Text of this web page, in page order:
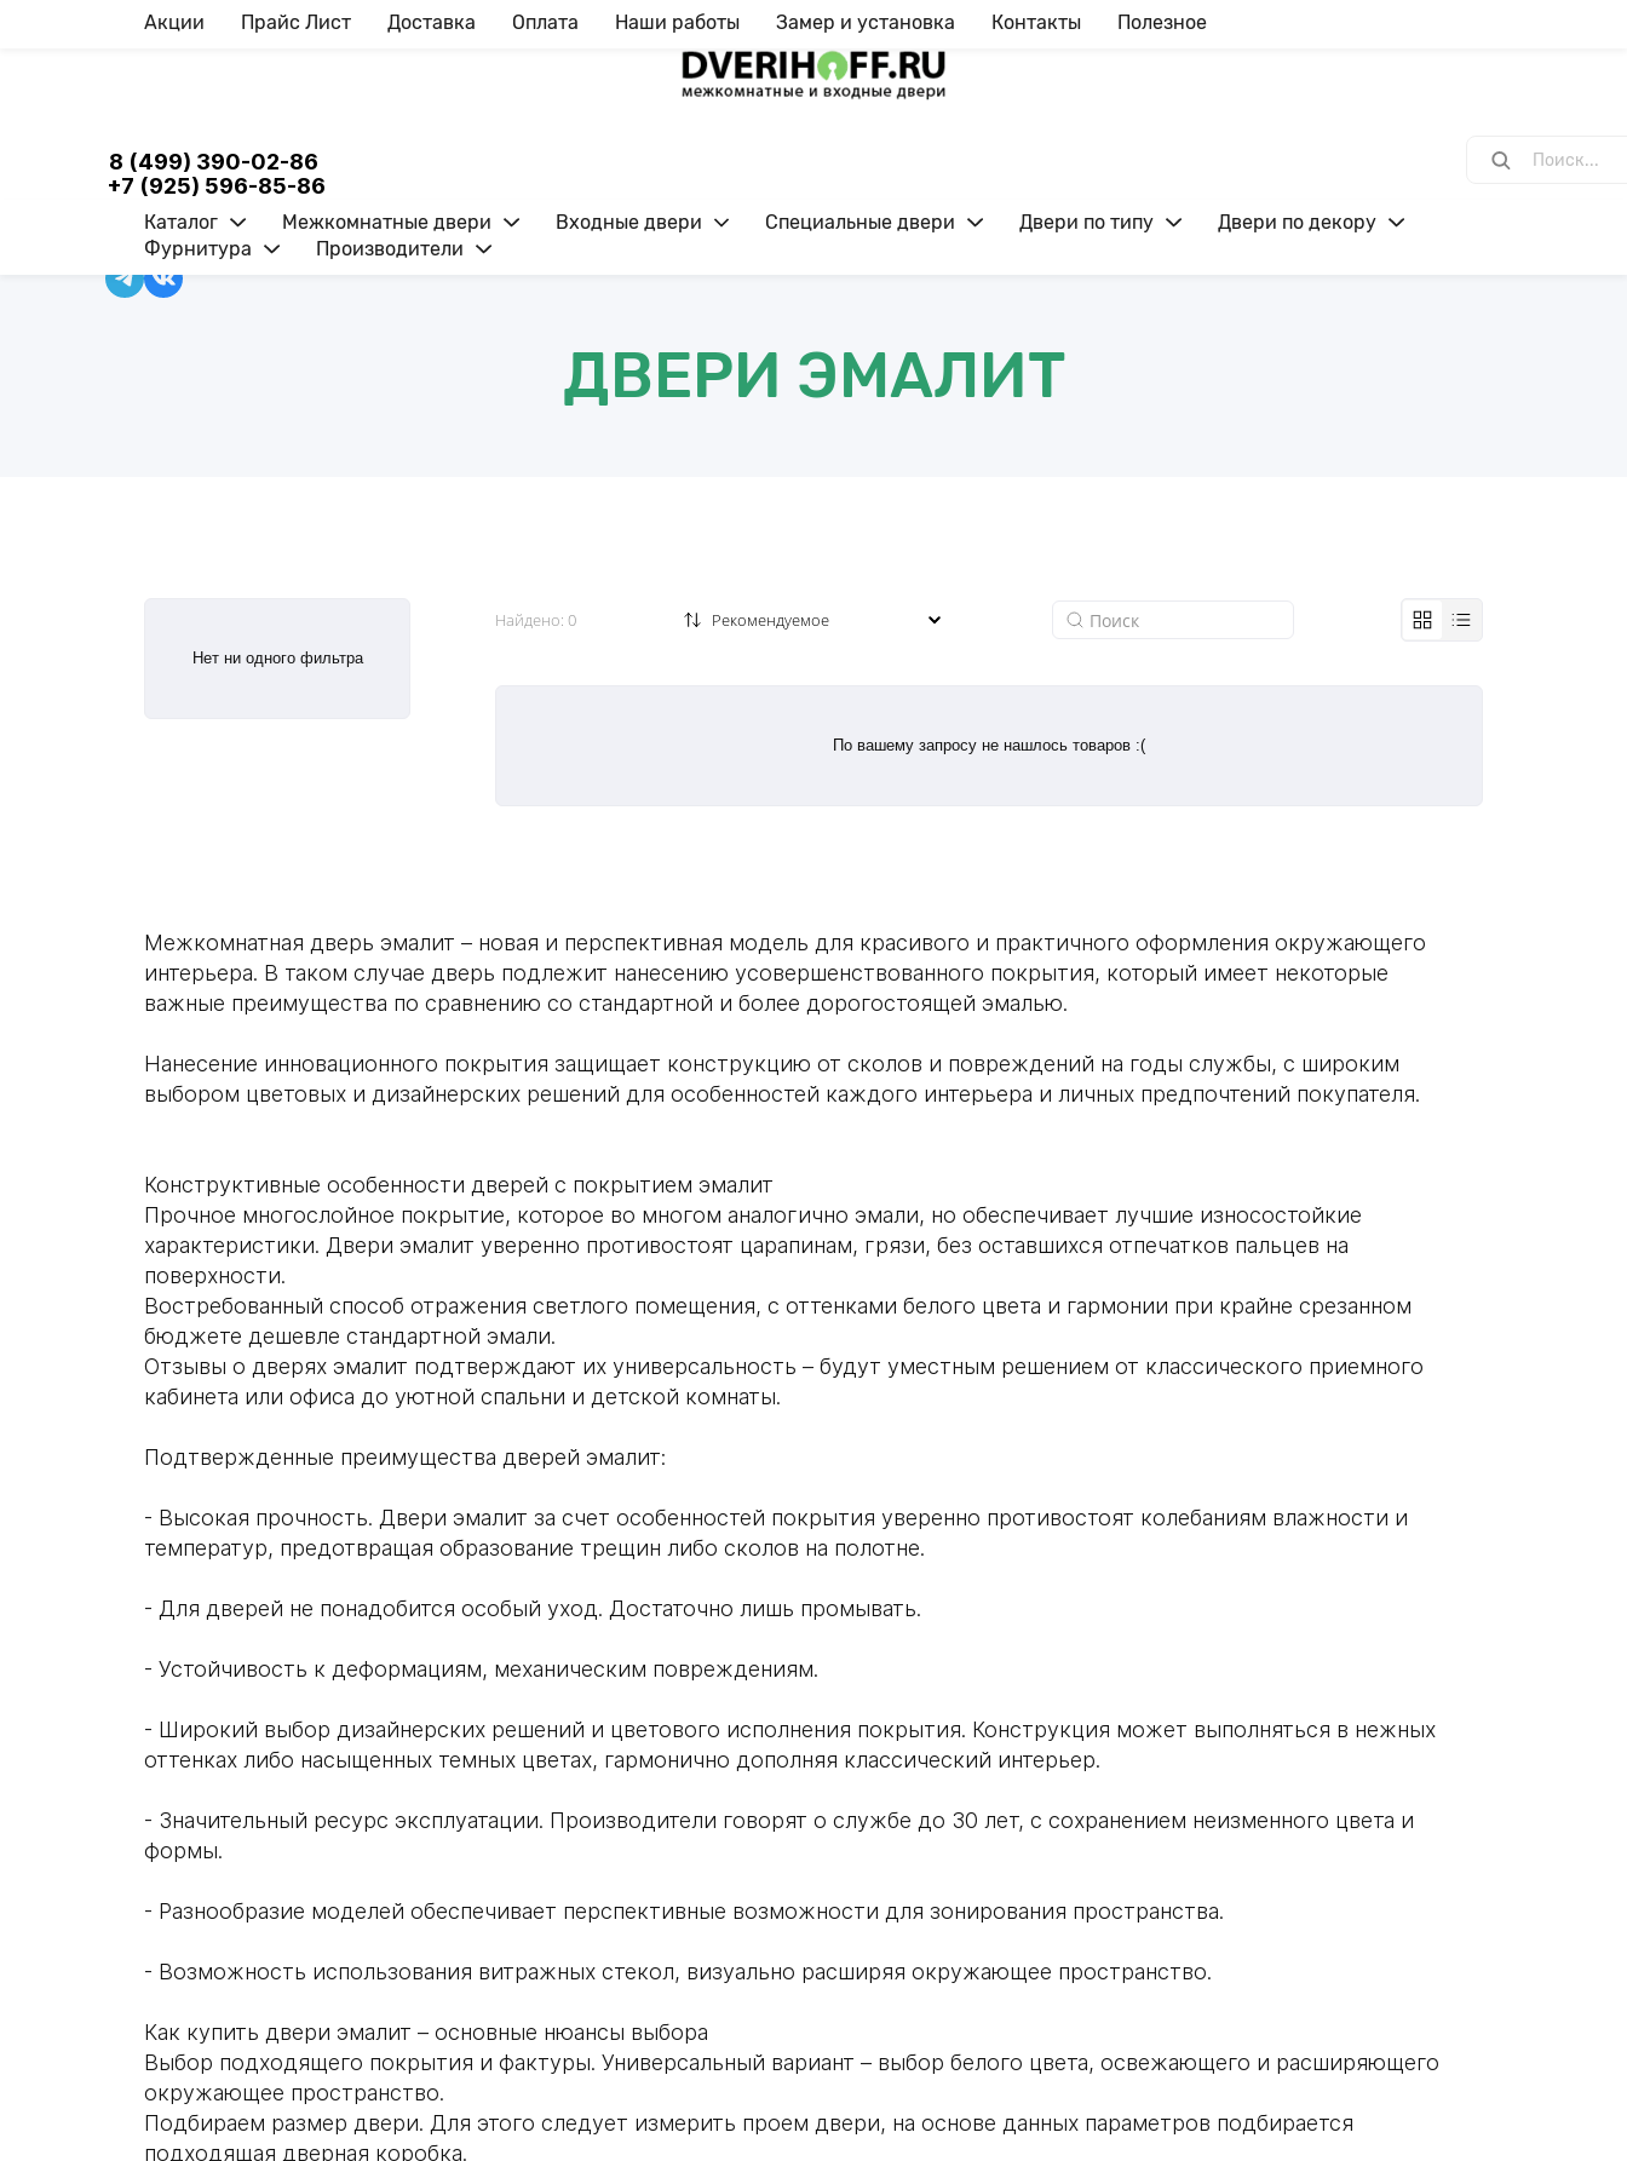
Акции Прайс Лист Доставка Оплата Наши работы Замер и установка Контакты Полезное
8 (499) 390-02-86
+7 (925) 596-85-86
Ежедневно с 09:00 до 20:00
Каталог Межкомнатные двери Входные двери Специальные двери Двери по типу
Двери по декору
Фурнитура
Производители
ДВЕРИ ЭМАЛИТ
Нет ни одного фильтра
Найдено: 0
По вашему запросу не нашлось товаров :(
Межкомнатная дверь эмалит – новая и перспективная модель для красивого и практичного оформления окружающего
интерьера. В таком случае дверь подлежит нанесению усовершенствованного покрытия, который имеет некоторые
важные преимущества по сравнению со стандартной и более дорогостоящей эмалью.
Нанесение инновационного покрытия защищает конструкцию от сколов и повреждений на годы службы, с широким
выбором цветовых и дизайнерских решений для особенностей каждого интерьера и личных предпочтений покупателя.
Конструктивные особенности дверей с покрытием эмалит
Прочное многослойное покрытие, которое во многом аналогично эмали, но обеспечивает лучшие износостойкие
характеристики. Двери эмалит уверенно противостоят царапинам, грязи, без оставшихся отпечатков пальцев на
поверхности.
Востребованный способ отражения светлого помещения, с оттенками белого цвета и гармонии при крайне срезанном
бюджете дешевле стандартной эмали.
Отзывы о дверях эмалит подтверждают их универсальность – будут уместным решением от классического приемного
кабинета или офиса до уютной спальни и детской комнаты.
Подтвержденные преимущества дверей эмалит:
- Высокая прочность. Двери эмалит за счет особенностей покрытия уверенно противостоят колебаниям влажности и
температур, предотвращая образование трещин либо сколов на полотне.
- Для дверей не понадобится особый уход. Достаточно лишь промывать.
- Устойчивость к деформациям, механическим повреждениям.
- Широкий выбор дизайнерских решений и цветового исполнения покрытия. Конструкция может выполняться в нежных
оттенках либо насыщенных темных цветах, гармонично дополняя классический интерьер.
- Значительный ресурс эксплуатации. Производители говорят о службе до 30 лет, с сохранением неизменного цвета и
формы.
- Разнообразие моделей обеспечивает перспективные возможности для зонирования пространства.
- Возможность использования витражных стекол, визуально расширяя окружающее пространство.
Как купить двери эмалит – основные нюансы выбора
Выбор подходящего покрытия и фактуры. Универсальный вариант – выбор белого цвета, освежающего и расширяющего
окружающее пространство.
Подбираем размер двери. Для этого следует измерить проем двери, на основе данных параметров подбирается
подходящая дверная коробка.